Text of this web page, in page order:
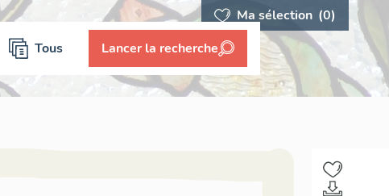
Ma sélection (0)
Tous Lancer la recherche